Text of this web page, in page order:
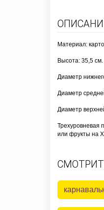
Материал:
Высота: 35,5 см.
Диаметр
Диаметр
Диаметр
Трехуровневая
или фрукты на